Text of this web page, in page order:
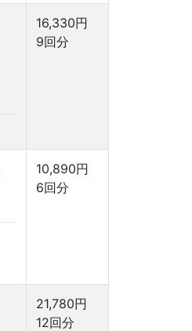
16,330円
9回分
10,890円
6回分
21,780円
12回分